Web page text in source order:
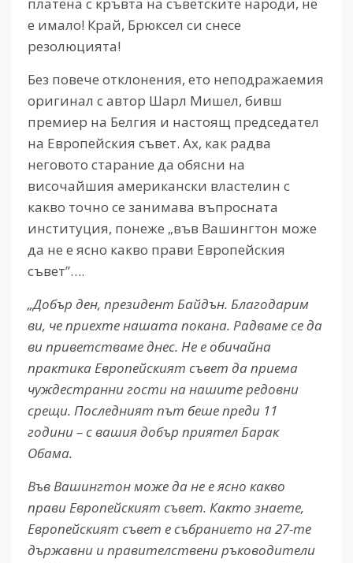
е имало! Край, Брюксел си снесе
резолюцията!
Без повече отклонения, ето неподражаемия
оригинал с автор Шарл Мишел, бивш
премиер на Белгия и настоящ председател
на Европейския съвет. Ах, как радва
неговото старание да обясни на
височайшия американски властелин с
какво точно се занимава въпросната
институция, понеже „във Вашингтон може
да не е ясно какво прави Европейския
съвет”….
„Добър ден, президент Байдън. Благодарим
ви, че приехте нашата покана. Радваме се да
ви приветстваме днес. Не е обичайна
практика Европейският съвет да приема
чуждестранни гости на нашите редовни
срещи. Последният път беше преди 11
години – с вашия добър приятел Барак
Обама.
Във Вашингтон може да не е ясно какво
прави Европейският съвет. Както знаете,
Европейският съвет е събранието на 27-те
държавни и правителствени ръководители